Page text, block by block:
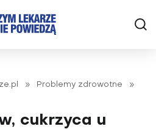
» Problemy zdrowotne
»
cukrzyca u